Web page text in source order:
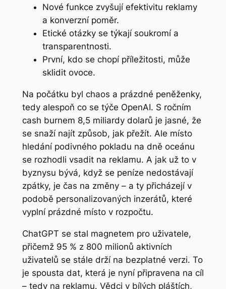
Nové funkce zvyšují efektivitu reklamy
a konverzní poměr.
Etické otázky se týkají soukromí a
transparentnosti.
První, kdo se chopí příležitosti, může
sklidit ovoce.
Na počátku byl chaos a prázdné peněženky,
tedy alespoň co se týče OpenAI. S ročním
cash burnem 8,5 miliardy dolarů je jasné, že
se snaží najít způsob, jak přežít. Ale místo
hledání podivného pokladu na dně oceánu
se rozhodli vsadit na reklamu. A jak už to v
byznysu bývá, když se peníze nedostávají
zpátky, je čas na změny – a ty přicházejí v
podobě personalizovaných inzerátů, které
vyplní prázdné místo v rozpočtu.
ChatGPT se stal magnetem pro uživatele,
přičemž 95 % z 800 milionů aktivních
uživatelů se stále drží na bezplatné verzi. To
je spousta dat, která je nyní připravena na cíl
– tedy na reklamu. Vědci v bílých pláštích,